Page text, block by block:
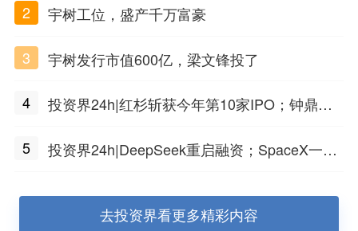
2
宇树工位，盛产千万富豪
3 宇树发行市值600亿，梁文锋投了
4
投资界24h|红杉斩获今年第10家IPO；钟鼎投
水
5
投资界24h|DeepSeek重启融资；SpaceX一夜
去投资界看更多精彩内容